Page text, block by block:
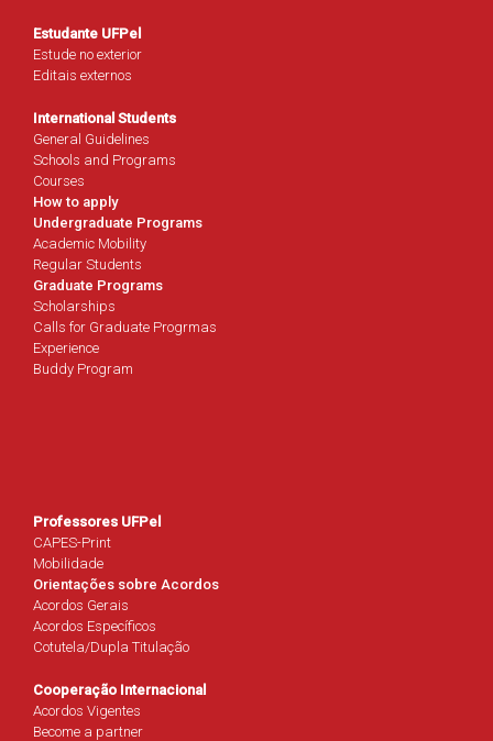
Estudante UFPel
Estude no exterior
Editais externos
International Students
General Guidelines
Schools and Programs
Courses
How to apply
Undergraduate Programs
Academic Mobility
Regular Students
Graduate Programs
Scholarships
Calls for Graduate Progrmas
Experience
Buddy Program
Professores UFPel
CAPES-Print
Mobilidade
Orientações sobre Acordos
Acordos Gerais
Acordos Específicos
Cotutela/Dupla Titulação
Cooperação Internacional
Acordos Vigentes
Become a partner